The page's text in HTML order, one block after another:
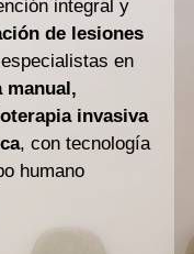
integral y
de lesiones
en
manual,
invasiva
, con tecnología
humano